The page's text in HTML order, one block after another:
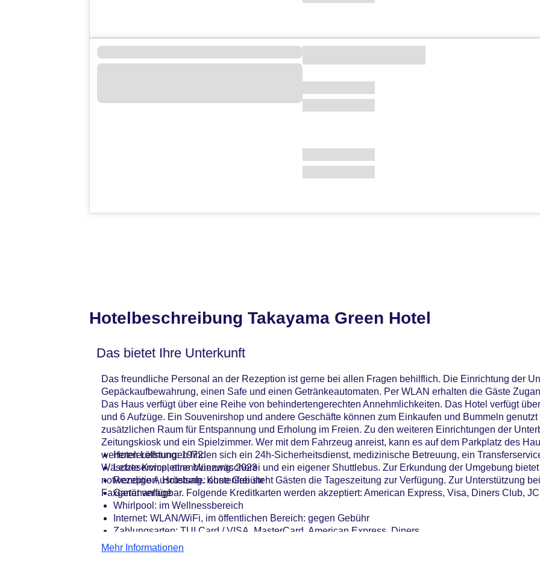
Hotelbeschreibung Takayama Green Hotel
Das bietet Ihre Unterkunft
Das freundliche Personal an der Rezeption ist gerne bei allen Fragen behilflich. Die Einrichtung der
Gepäckaufbewahrung, einen Safe und einen Getränkeautomaten. Per WLAN erhalten die Gäste
Das Haus verfügt über eine Reihe von behindertengerechten Annehmlichkeiten. Das Hotel verfügt
und 6 Aufzüge. Ein Souvenirshop und andere Geschäfte können zum Einkaufen und Bummeln
zusätzlichen Raum für Entspannung und Erholung im Freien. Zu den weiteren Einrichtungen der
Zeitungskiosk und ein Spielzimmer. Wer mit dem Fahrzeug anreist, kann es auf dem Parkplatz des
weiteren Leistungen finden sich ein 24h-Sicherheitsdienst, medizinische Betreuung, ein
Wäscheservice, eine Münzwäscherei und ein eigener Shuttlebus. Zur Erkundung der Umgebung
notwendige Ausrüstung. Kostenfrei steht Gästen die Tageszeitung zur Verfügung. Zur Unterstützung
Faxgerät verfügbar. Folgende Kreditkarten werden akzeptiert: American Express, Visa, Diners Club,
Hoteleröffnung: 1972
Letzte Komplettrenovierung: 2023
Rezeption, Hotelsafe: ohne Gebühr
Gartenanlage
Whirlpool: im Wellnessbereich
Internet: WLAN/WiFi, im öffentlichen Bereich: gegen Gebühr
Zahlungsarten: TUI Card / VISA, MasterCard, American Express, Diners
Parkmöglichkeiten: Parkplatz (nach Verfügbarkeit), unbewacht: gegen Gebühr
Mehr Informationen